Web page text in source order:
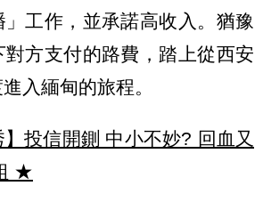
工作，並承諾高收入。猶豫
方支付的路費，踏上從西安
入緬甸的旅程。
投信開鍘 中小不妙? 回血又
★